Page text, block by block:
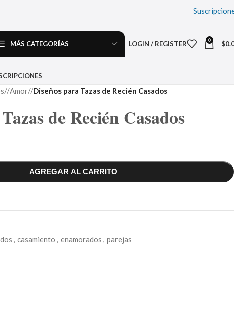
MÁS CATEGORÍAS LOGIN / REGISTER 0 $
/ Amor/ Diseños para Tazas de Recién Casados
de Recién Casados
AGREGAR AL CARRITO
, casamiento , enamorados , parejas